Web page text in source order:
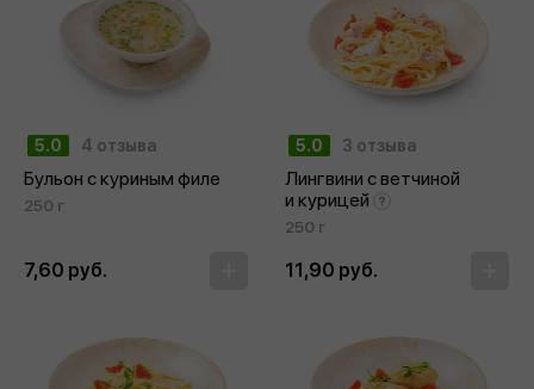
5.0 4 отзыва
Бульон с куриным филе
250 г
7,60 руб.
5.0 3 отзыва
Лингвини с ветчиной
и курицей
250 г
11,90 руб.